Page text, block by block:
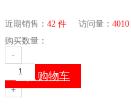
近期销售： 42 件 访问量： 4010
购买数量：
加入购物车